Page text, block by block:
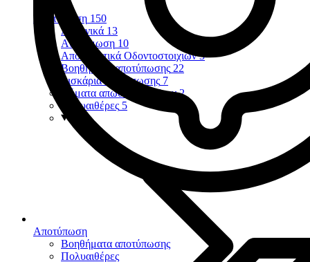
Αποτύπωση
Βοηθήματα αποτύπωσης
Πολυαιθέρες
Αποτύπωση 150
Αλγηνικά 13
Αναγόμωση 10
Αποτυπωτικά Οδοντοστοιχιών 3
Βοηθήματα αποτύπωσης 22
Δισκάρια αποτύπωσης 7
Νήματα απώθησης ούλων 2
Πολυαιθέρες 5